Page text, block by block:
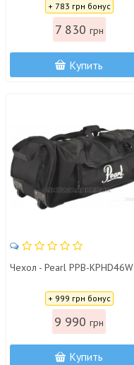
+ 783 грн бонус
7 830 грн
Купить
Чехол - Pearl PPB-KPHD46W
+ 999 грн бонус
9 990 грн
Купить